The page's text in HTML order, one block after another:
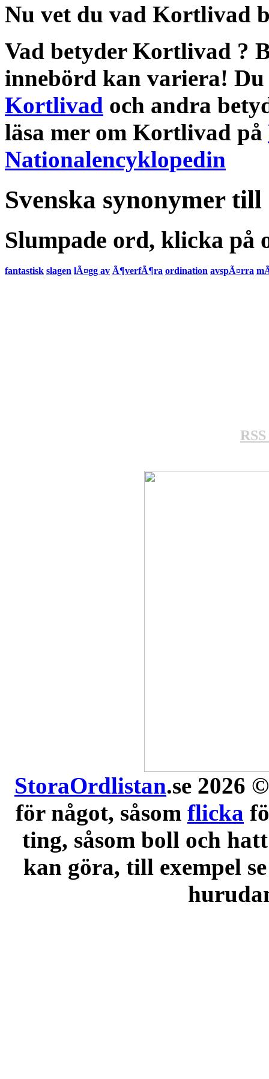
Nu vet du vad Kortlivad
Vad betyder Kortlivad ?
innebörd kan variera!
Kortlivad och andra
läsa mer om Kortlivad på
Nationalencyklopedin
Svenska synonymer
Slumpade ord, klicka på
fantastisk slagen lÃ¤gg av Ã¶verfÃ¶ra ordination avspÃ¤rra
StoraOrdlistan.se 2026
för något, såsom flicka
ting, såsom boll och
kan göra, till exempel